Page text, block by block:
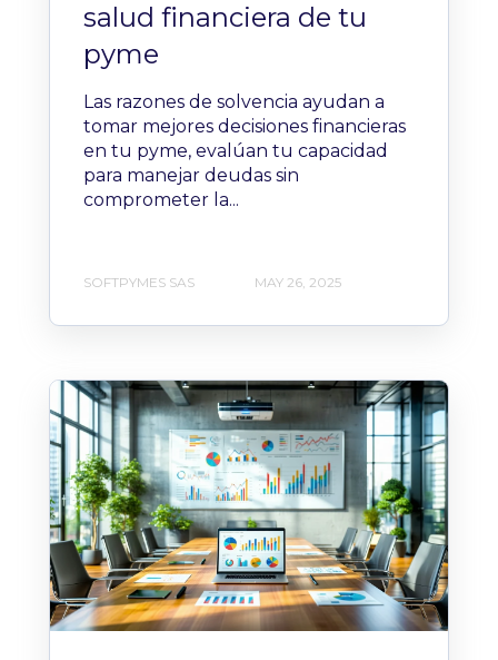
salud financiera de tu
pyme
Las razones de solvencia ayudan a
tomar mejores decisiones financieras
en tu pyme, evalúan tu capacidad
para manejar deudas sin
comprometer la...
SOFTPYMES SAS MAY 26, 2025